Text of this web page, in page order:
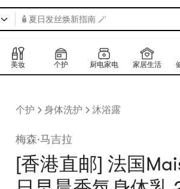
🧴夏日发丝焕新指南 🪄
美妆 个护 厨电家电 家居生活
个护 身体洗护 沐浴露
梅森·马吉拉
[香港直邮] 法国